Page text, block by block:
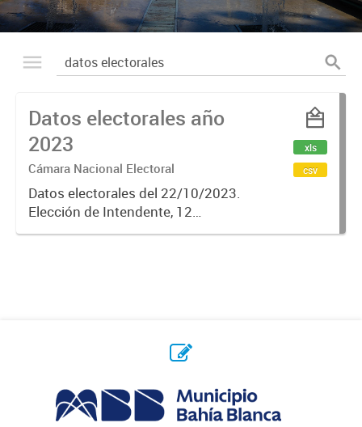
Datos electorales año
2023
Cámara Nacional Electoral
Datos electorales del 22/10/2023.
Elección de Intendente, 12
Concejales y 5 Consejeros
xls
csv